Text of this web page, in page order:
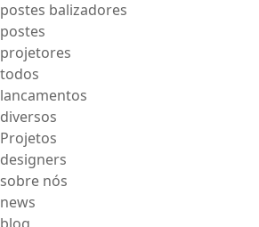
postes balizadores
postes
projetores
todos
lancamentos
diversos
Projetos
designers
sobre nós
news